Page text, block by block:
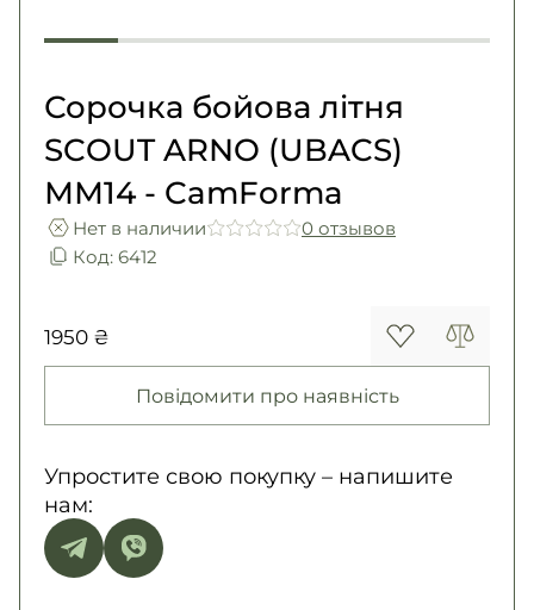
Возврат и обмен
Сорочка бойова літня
SCOUT ARNO (UBACS)
ММ14 - CamForma
Нет в наличии
0 отзывов
Код: 6412
1950 ₴
Повідомити про наявність
Упростите свою покупку – напишите
нам: